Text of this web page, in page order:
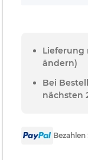
Lieferung
ändern)
Bei
nächsten
Bezahlen